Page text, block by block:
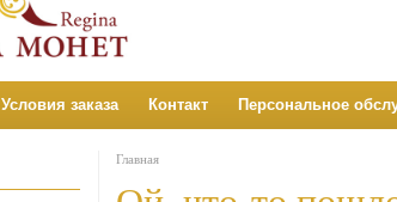
Условия заказа Контакт Персональное
Главная